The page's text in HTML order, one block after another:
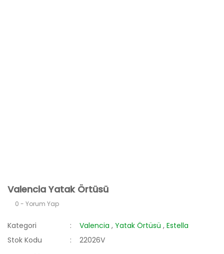
Valencia Yatak Örtüsü
0 - Yorum Yap
Kategori Valencia ,Yatak Örtüsü ,Estella
Stok Kodu
22026V